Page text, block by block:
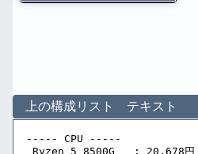
上の構成リスト テキスト